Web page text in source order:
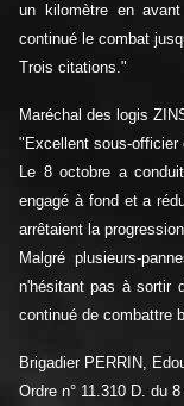
un kilomètre en
continué le combat
Trois citations."
Maréchal des logis
"Excellent sous-officier
Le 8 octobre a
engagé à fond et a
arrêtaient la
Malgré plusieurs-
n'hésitant pas à sortir
continué de combattre
Brigadier PERRIN,
Ordre n° 11.310 D. du